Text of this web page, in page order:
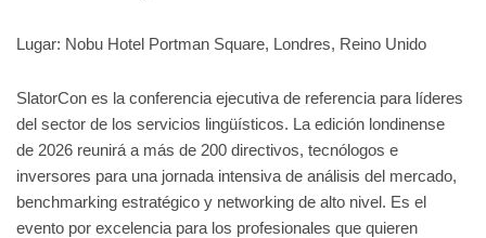
Lugar: Nobu Hotel Portman Square, Londres, Reino Unido
SlatorCon es la conferencia ejecutiva de referencia para líderes
del sector de los servicios lingüísticos. La edición londinense
de 2026 reunirá a más de 200 directivos, tecnólogos e
inversores para una jornada intensiva de análisis del mercado,
benchmarking estratégico y networking de alto nivel. Es el
evento por excelencia para los profesionales que quieren